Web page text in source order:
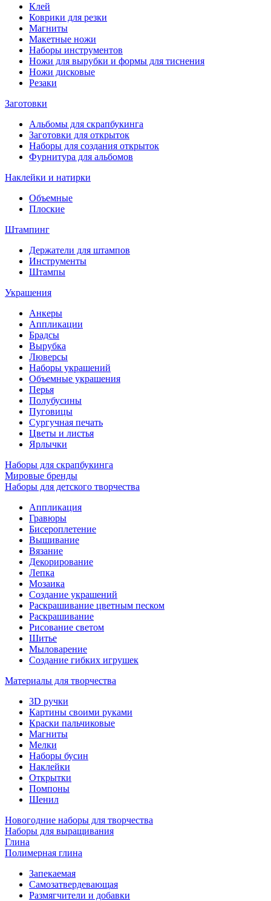
Клей
Коврики для резки
Магниты
Макетные ножи
Наборы инструментов
Ножи для вырубки и формы для тиснения
Ножи дисковые
Резаки
Заготовки
Альбомы для скрапбукинга
Заготовки для открыток
Наборы для создания открыток
Фурнитура для альбомов
Наклейки и натирки
Объемные
Плоские
Штампинг
Держатели для штампов
Инструменты
Штампы
Украшения
Анкеры
Аппликации
Брадсы
Вырубка
Люверсы
Наборы украшений
Объемные украшения
Перья
Полубусины
Пуговицы
Сургучная печать
Цветы и листья
Ярлычки
Наборы для скрапбукинга
Мировые бренды
Наборы для детского творчества
Аппликация
Гравюры
Бисероплетение
Вышивание
Вязание
Декорирование
Лепка
Мозаика
Создание украшений
Раскрашивание цветным песком
Раскрашивание
Рисование светом
Шитье
Мыловарение
Создание гибких игрушек
Материалы для творчества
3D ручки
Картины своими руками
Краски пальчиковые
Магниты
Мелки
Наборы бусин
Наклейки
Открытки
Помпоны
Шенил
Новогодние наборы для творчества
Наборы для выращивания
Глина
Полимерная глина
Запекаемая
Самозатвердевающая
Размягчители и добавки